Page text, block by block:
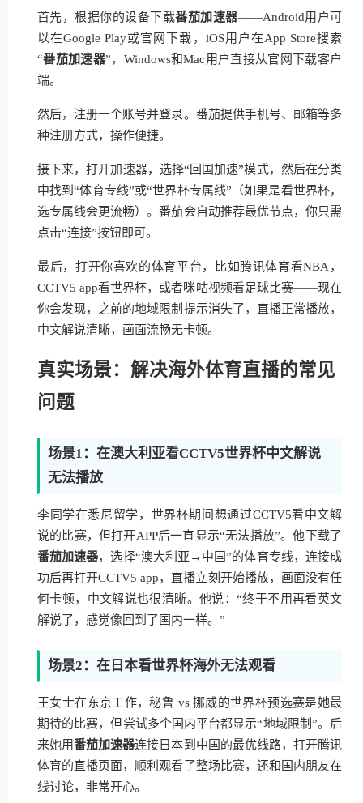
首先，根据你的设备下载番茄加速器——Android用户可
以在Google Play或官网下载，iOS用户在App Store搜索
“番茄加速器”，Windows和Mac用户直接从官网下载客户
端。
然后，注册一个账号并登录。番茄提供手机号、邮箱等多
种注册方式，操作便捷。
接下来，打开加速器，选择“回国加速”模式，然后在分类
中找到“体育专线”或“世界杯专属线”（如果是看世界杯，
选专属线会更流畅）。番茄会自动推荐最优节点，你只需
点击“连接”按钮即可。
最后，打开你喜欢的体育平台，比如腾讯体育看NBA，
CCTV5 app看世界杯，或者咪咕视频看足球比赛——现在
你会发现，之前的地域限制提示消失了，直播正常播放，
中文解说清晰，画面流畅无卡顿。
真实场景：解决海外体育直播的常见
问题
场景1：在澳大利亚看CCTV5世界杯中文解说
无法播放
李同学在悉尼留学，世界杯期间想通过CCTV5看中文解
说的比赛，但打开APP后一直显示“无法播放”。他下载了
番茄加速器，选择“澳大利亚→中国”的体育专线，连接成
功后再打开CCTV5 app，直播立刻开始播放，画面没有任
何卡顿，中文解说也很清晰。他说：“终于不用再看英文
解说了，感觉像回到了国内一样。”
场景2：在日本看世界杯海外无法观看
王女士在东京工作，秘鲁 vs 挪威的世界杯预选赛是她最
期待的比赛，但尝试多个国内平台都显示“地域限制”。后
来她用番茄加速器连接日本到中国的最优线路，打开腾讯
体育的直播页面，顺利观看了整场比赛，还和国内朋友在
线讨论，非常开心。